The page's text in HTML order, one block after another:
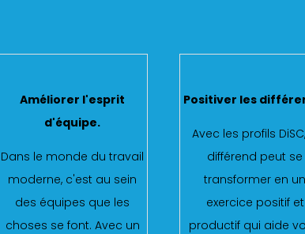
Améliorer l'esprit
d'équipe.
Dans le monde du travail
moderne, c'est au sein
des équipes que les
choses se font. Avec un
Positiver les
Avec les profils
différend peut se
transformer en un
exercice positif et
productif qui aide